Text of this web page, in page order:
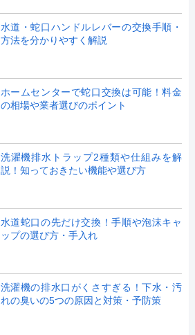
水道・蛇口ハンドルレバーの交換手順・
方法を分かりやすく解説
ホームセンターで蛇口交換は可能！料金
の相場や業者選びのポイント
洗濯機排水トラップ2種類や仕組みを解
説！知っておきたい機能や選び方
水道蛇口の先だけ交換！手順や泡沫キャ
ップの選び方・手入れ
洗濯機の排水口がくさすぎる！下水・汚
れの臭いの5つの原因と対策・予防策